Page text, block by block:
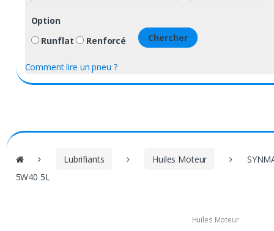
Option
Runflat
Renforcé Chercher
Comment lire un pneu ?
V
u
Lubrifiants Huiles Moteur
5W40 5L
Huiles Moteur